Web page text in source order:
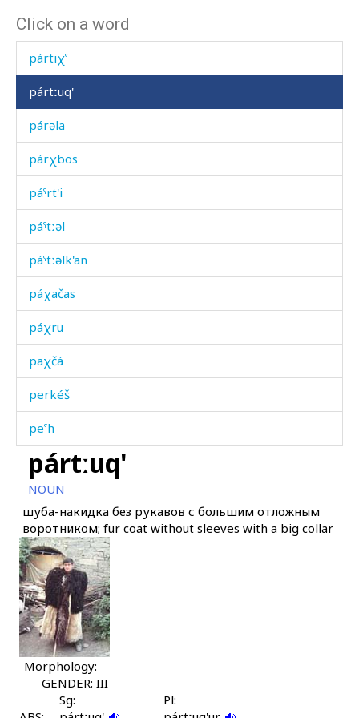
Click on a word
pársbos
pártiχˤ
pártːuq'
párəla
párχbos
páˤrt'i
páˤtːəl
páˤtːəlk'an
páχačas
páχru
paχčá
perkéš
peˤh
pérma
pétːuq'
peχˤlé
pic'
pij
pijdá
pikɬ'ʷ
pártːuq'
NOUN
шуба-накидка без рукавов с большим отложным
воротником; fur coat without sleeves with a big collar
Morphology:
GENDER: III
Sg:
Pl: